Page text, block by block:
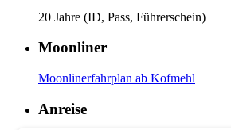
20 Jahre (ID, Pass, Führerschein)
Moonliner
Moonlinerfahrplan ab Kofmehl
Anreise